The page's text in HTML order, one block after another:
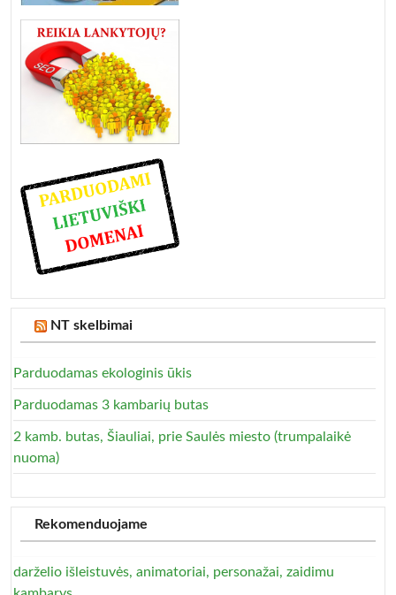
NT skelbimai
Parduodamas ekologinis ūkis
Parduodamas 3 kambarių butas
2 kamb. butas, Šiauliai, prie Saulės miesto (trumpalaikė
nuoma)
Rekomenduojame
darželio išleistuvės, animatoriai, personažai, zaidimu